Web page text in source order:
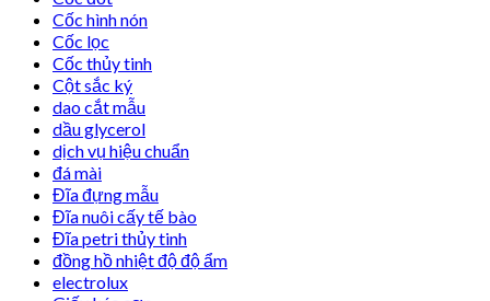
Cốc hình nón
Cốc lọc
Cốc thủy tinh
Cột sắc ký
dao cắt mẫu
dầu glycerol
dịch vụ hiệu chuẩn
đá mài
Đĩa đựng mẫu
Đĩa nuôi cấy tế bào
Đĩa petri thủy tinh
đồng hồ nhiệt độ độ ẩm
electrolux